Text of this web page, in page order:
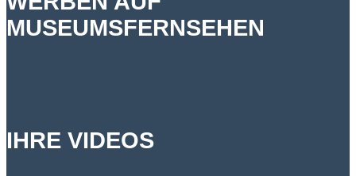
MUSEUMSFERNSEHEN
IHRE VIDEOS